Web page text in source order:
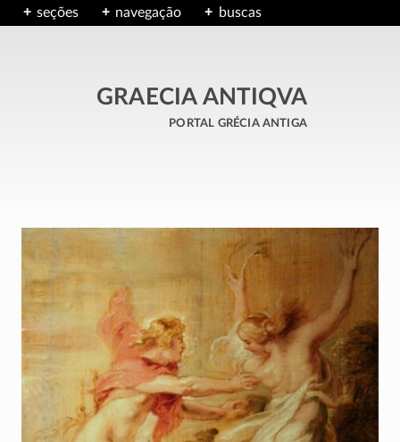
seções navegação buscas
GRAECIA ANTIQVA
portal grécia antiga